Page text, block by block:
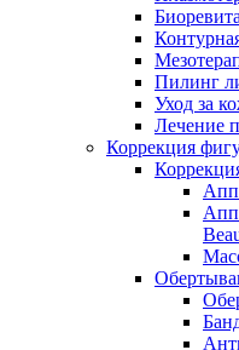
Пилинг
Уход за
Лечение
Коррекция